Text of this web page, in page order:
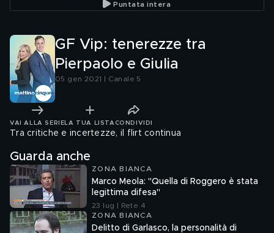
Puntata intera
GF Vip: tenerezze tra
Pierpaolo e Giulia
05 gen 2021 | Canale 5
VAI ALLA SERIE LA TUA LISTA CONDIVIDI
Tra critiche e incertezze, il flirt continua
Guarda anche
ZONA BIANCA
Marco Meola: "Quella di Roggero è stata
legittima difesa"
23 lug | Rete 4
ZONA BIANCA
Delitto di Garlasco, la personalità di